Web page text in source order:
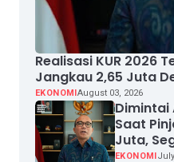
Realisasi KUR 2026
Jangkau 2,65 Juta
EKONOMIAugust 03, 2026
Dimintai
Saat
Juta,
EKONOMI